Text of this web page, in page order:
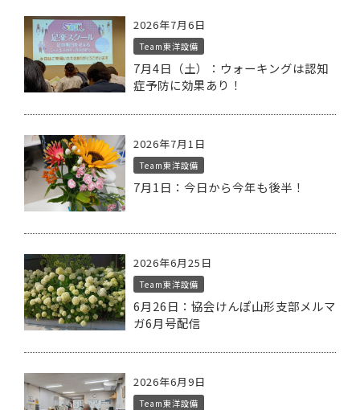
2026年7月6日
Team東洋設備
7月4日（土）：ウォーキングは認知
症予防に効果あり！
2026年7月1日
Team東洋設備
7月1日：今日から今年も後半！
2026年6月25日
Team東洋設備
6月26日：協会けんぽ山形支部メルマ
ガ6月号配信
2026年6月9日
Team東洋設備